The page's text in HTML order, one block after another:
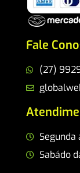
Fale
(27)
Segunda
Sabádo